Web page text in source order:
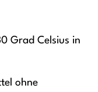
Grad Celsius in
ohne